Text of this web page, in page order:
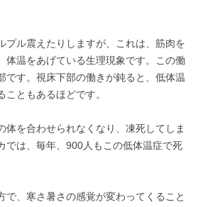
プル震えたりしますが、これは、筋肉を
体温をあげている生理現象です。この働
です。視床下部の働きが鈍ると、低体温
ともあるほどです。
体を合わせられなくなり、凍死してしま
では、毎年、900人もこの低体温症で死
で、寒さ暑さの感覚が変わってくること